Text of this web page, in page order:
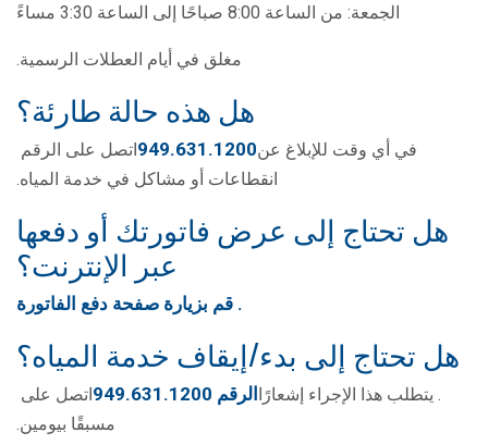
الجمعة: من الساعة 8:00 صباحًا إلى الساعة 3:30 مساءً
مغلق في أيام العطلات الرسمية.
هل هذه حالة طارئة؟
اتصل على الرقم949.631.1200في أي وقت للإبلاغ عن
انقطاعات أو مشاكل في خدمة المياه.
هل تحتاج إلى عرض فاتورتك أو دفعها
عبر الإنترنت؟
قم بزيارة صفحة دفع الفاتورة
هل تحتاج إلى بدء/إيقاف خدمة المياه؟
اتصل على الرقم 949.631.1200. يتطلب هذا الإجراء إشعارًا
مسبقًا بيومين.